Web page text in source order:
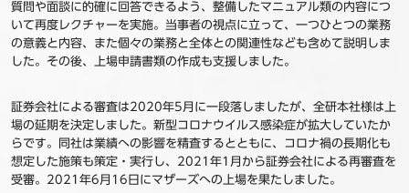
質問や面談に的確に回答できるよう、整備したマニュアル類の内容につ
いて再度レクチャーを実施。当事者の視点に立って、一つひとつの業務
の意義と内容、また個々の業務と全体との関連性なども含めて説明しま
した。その後、上場申請書類の作成も支援しました。
証券会社による審査は2020年5月に一段落しましたが、全研本社様は上
場の延期を決定しました。新型コロナウイルス感染症が拡大していたか
らです。同社は業績への影響を精査するとともに、コロナ禍の長期化も
想定した施策も策定・実行し、2021年1月から証券会社による再審査を
受審。2021年6月16日にマザーズへの上場を果たしました。